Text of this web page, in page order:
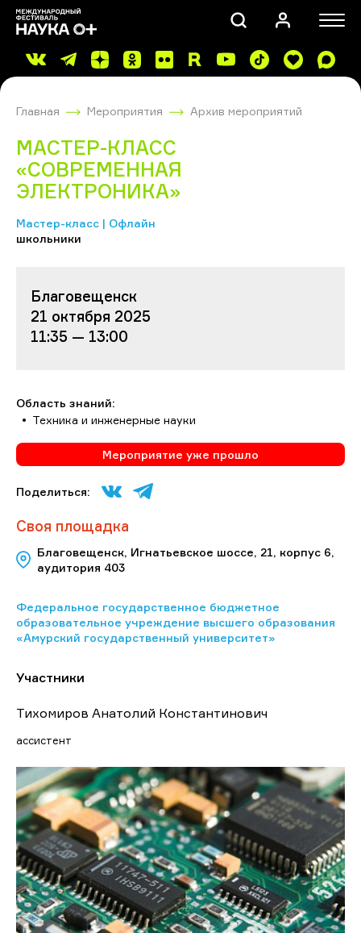
Главная Мероприятия Архив мероприятий
МАСТЕР-КЛАСС
«СОВРЕМЕННАЯ
ЭЛЕКТРОНИКА»
Мастер-класс | Офлайн
школьники
Благовещенск
21 октября 2025
11:35 — 13:00
Область знаний:
Техника и инженерные науки
Мероприятие уже прошло
Поделиться:
Своя площадка
Благовещенск, Игнатьевское шоссе, 21, корпус 6,
аудитория 403
Федеральное государственное бюджетное
образовательное учреждение высшего образования
«Амурский государственный университет»
Участники
Тихомиров Анатолий Константинович
ассистент